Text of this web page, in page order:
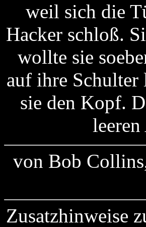
weil sich die
Hacker schloß.
wollte sie
auf ihre Schulter
sie den Kopf.
von Bob
Zusatzhinweise